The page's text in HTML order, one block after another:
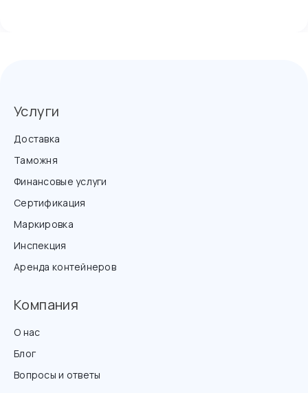
Услуги
Доставка
Таможня
Финансовые услуги
Сертификация
Маркировка
Инспекция
Аренда контейнеров
Компания
О нас
Блог
Вопросы и ответы